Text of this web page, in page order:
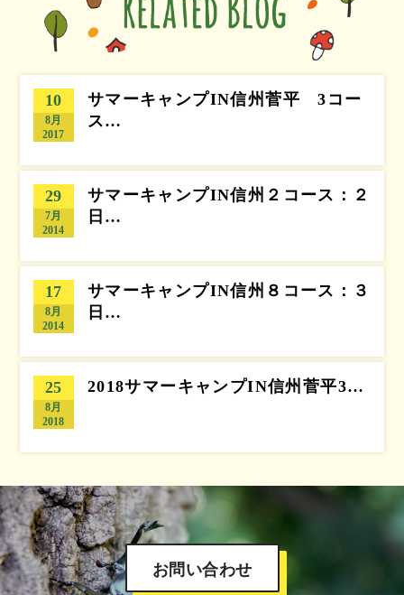
10
8月
2017
サマーキャンプIN信州菅平 3コー
ス…
29
7月
2014
サマーキャンプIN信州２コース：２
日…
17
8月
2014
サマーキャンプIN信州８コース：３
日…
25
8月
2018
2018サマーキャンプIN信州菅平3…
お問い合わせ